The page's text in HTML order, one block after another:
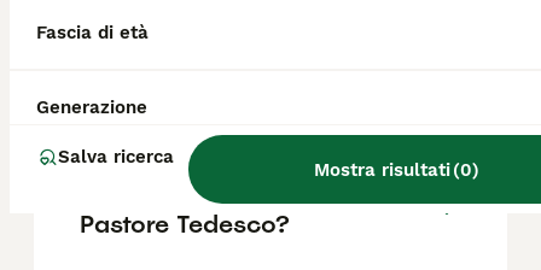
Fascia di età
Generazione
Salva ricerca
Mostra risultati(0)
cani?
Quali sono i difetti del cane
Pastore Tedesco?